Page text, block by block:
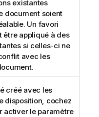
existantes
document soient
Un favori
être appliqué à des
si celles-ci ne
avec les
créé avec les
disposition, cochez
activer le paramètre